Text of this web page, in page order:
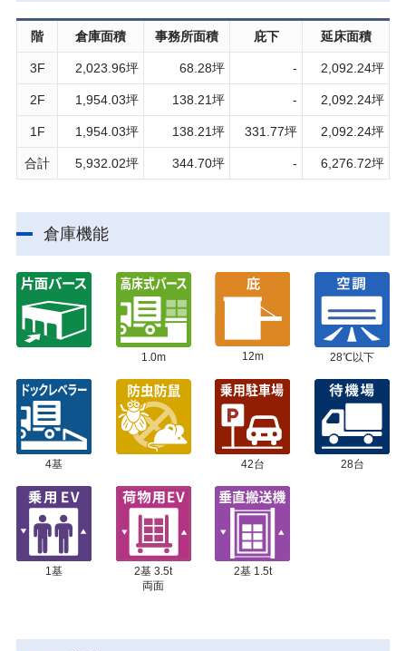
階 倉庫面積 事務所面積 庇下 延床面積
3F 2,023.96坪 68.28坪 - 2,092.24坪
2F 1,954.03坪 138.21坪 - 2,092.24坪
1F 1,954.03坪 138.21坪 331.77坪 2,092.24坪
合計 5,932.02坪 344.70坪 - 6,276.72坪
倉庫機能
1.0m 12m 28℃以下
4基 42台 28台
1基
2基 3.5t
両面
2基 1.5t